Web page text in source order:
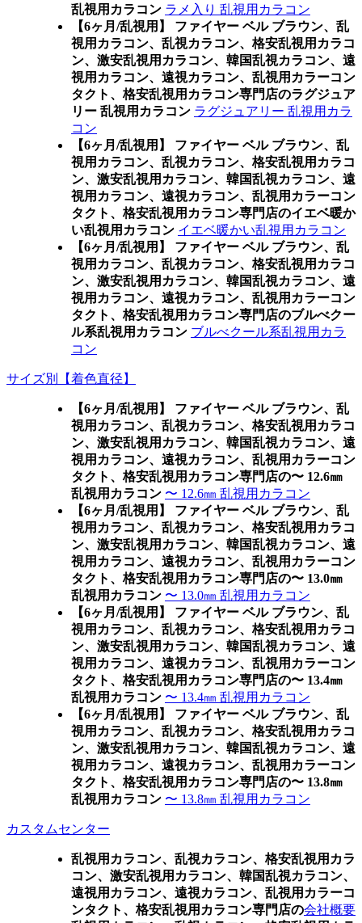
乱視用カラコン ラメ入り 乱視用カラコン
【6ヶ月/乱視用】 ファイヤー ベル ブラウン、乱
視用カラコン、乱視カラコン、格安乱視用カラコ
ン、激安乱視用カラコン、韓国乱視カラコン、遠
視用カラコン、遠視カラコン、乱視用カラーコン
タクト、格安乱視用カラコン専門店のラグジュア
リー 乱視用カラコン ラグジュアリー 乱視用カラ
コン
【6ヶ月/乱視用】 ファイヤー ベル ブラウン、乱
視用カラコン、乱視カラコン、格安乱視用カラコ
ン、激安乱視用カラコン、韓国乱視カラコン、遠
視用カラコン、遠視カラコン、乱視用カラーコン
タクト、格安乱視用カラコン専門店のイエベ暖か
い乱視用カラコン イエベ暖かい乱視用カラコン
【6ヶ月/乱視用】 ファイヤー ベル ブラウン、乱
視用カラコン、乱視カラコン、格安乱視用カラコ
ン、激安乱視用カラコン、韓国乱視カラコン、遠
視用カラコン、遠視カラコン、乱視用カラーコン
タクト、格安乱視用カラコン専門店のブルべクー
ル系乱視用カラコン ブルべクール系乱視用カラ
コン
サイズ別【着色直径】
【6ヶ月/乱視用】 ファイヤー ベル ブラウン、乱
視用カラコン、乱視カラコン、格安乱視用カラコ
ン、激安乱視用カラコン、韓国乱視カラコン、遠
視用カラコン、遠視カラコン、乱視用カラーコン
タクト、格安乱視用カラコン専門店の〜 12.6㎜
乱視用カラコン 〜 12.6㎜ 乱視用カラコン
【6ヶ月/乱視用】 ファイヤー ベル ブラウン、乱
視用カラコン、乱視カラコン、格安乱視用カラコ
ン、激安乱視用カラコン、韓国乱視カラコン、遠
視用カラコン、遠視カラコン、乱視用カラーコン
タクト、格安乱視用カラコン専門店の〜 13.0㎜
乱視用カラコン 〜 13.0㎜ 乱視用カラコン
【6ヶ月/乱視用】 ファイヤー ベル ブラウン、乱
視用カラコン、乱視カラコン、格安乱視用カラコ
ン、激安乱視用カラコン、韓国乱視カラコン、遠
視用カラコン、遠視カラコン、乱視用カラーコン
タクト、格安乱視用カラコン専門店の〜 13.4㎜
乱視用カラコン 〜 13.4㎜ 乱視用カラコン
【6ヶ月/乱視用】 ファイヤー ベル ブラウン、乱
視用カラコン、乱視カラコン、格安乱視用カラコ
ン、激安乱視用カラコン、韓国乱視カラコン、遠
視用カラコン、遠視カラコン、乱視用カラーコン
タクト、格安乱視用カラコン専門店の〜 13.8㎜
乱視用カラコン 〜 13.8㎜ 乱視用カラコン
カスタムセンター
乱視用カラコン、乱視カラコン、格安乱視用カラ
コン、激安乱視用カラコン、韓国乱視カラコン、
遠視用カラコン、遠視カラコン、乱視用カラーコ
ンタクト、格安乱視用カラコン専門店の会社概要